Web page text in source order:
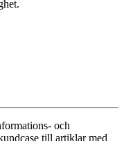
och
till artiklar med